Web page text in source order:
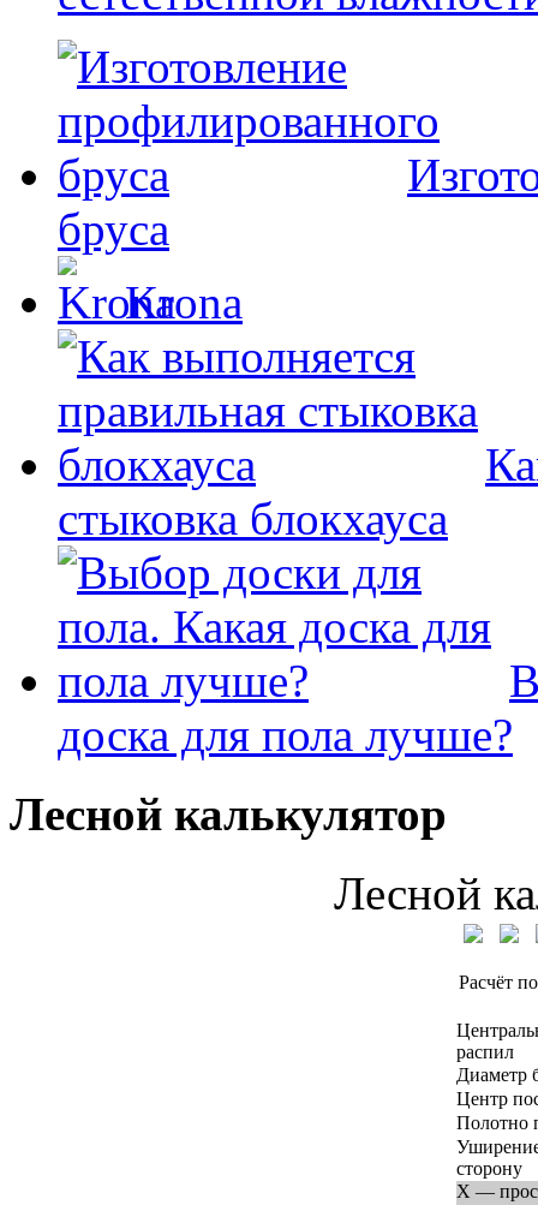
бруса
Krona
стыковка блокхауса
доска для пола лучше?
Лесной калькулятор
Лесной
Расчёт
распил
Диаметр
Центр
Полотно
сторону
X —